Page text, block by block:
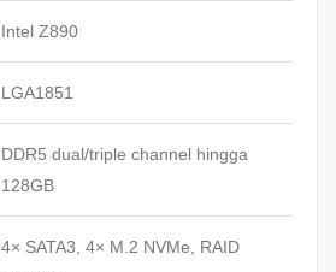
Intel Z890
LGA1851
DDR5 dual/triple channel hingga
128GB
4× SATA3, 4× M.2 NVMe, RAID